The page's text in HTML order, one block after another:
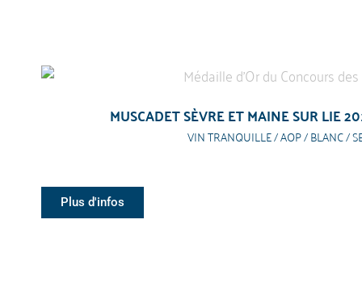
MUSCADET SÈVRE ET MAINE SUR LIE
VIN TRANQUILLE / AOP / BLANC /
Plus d'infos